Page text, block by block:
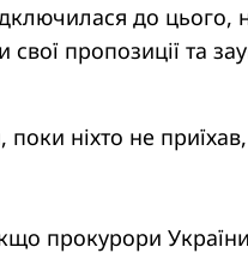
до цього,
пропозиції та
ніхто не приїхав,
прокурори України